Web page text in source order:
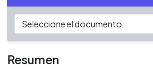
Resumen